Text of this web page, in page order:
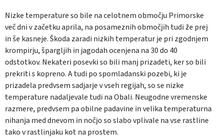
Nizke temperature so bile na celotnem območju Primorske
več dni v začetku aprila, na posameznih območjih tudi že prej
in še kasneje. Škoda zaradi nizkih temperatur je pri zgodnjem
krompirju, špargljih in jagodah ocenjena na 30 do 40
odstotkov. Nekateri posevki so bili manj prizadeti, ker so bili
prekriti s kopreno. A tudi po spomladanski pozebi, ki je
prizadela predvsem sadjarje v vseh regijah, so se nizke
temperature nadaljevale tudi na Obali. Neugodne vremenske
razmere, predvsem pa obilne padavine in velika temperaturna
nihanja med dnevom in nočjo so slabo vplivale na vse rastline
tako v rastlinjaku kot na prostem.